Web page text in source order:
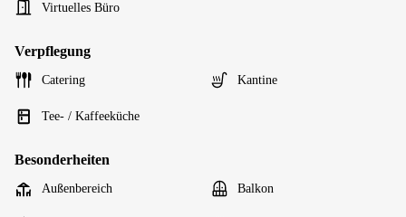
Virtuelles Büro
Verpflegung
Catering Kantine
Tee- / Kaffeeküche
Besonderheiten
Außenbereich Balkon